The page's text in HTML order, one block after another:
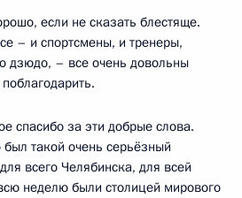
если не сказать блестяще.
– и спортсмены, и тренеры,
дзюдо, – все очень довольны
спасибо за эти добрые слова.
такой очень серьёзный
всего Челябинска, для всей
неделю были столицей мирового